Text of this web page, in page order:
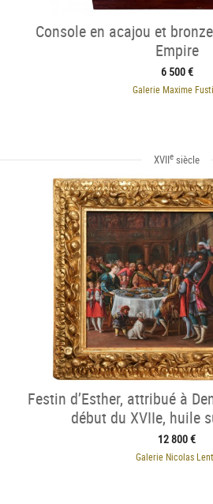
Console en acajou et
Empire
6 500 €
Galerie Maxime
XVIIe siècle
Festin d’Esther, attribué à
début du XVIIe, huile
12 800 €
Galerie Nicolas